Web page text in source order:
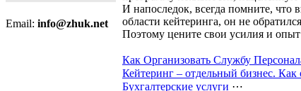
Email: info@zhuk.net
И напоследок, всегда помните,
области кейтеринга, он не
Поэтому цените свои усилия и
Как Организовать Службу
Кейтеринг – отдельный бизнес.
Бухгалтерские услуги ⋯